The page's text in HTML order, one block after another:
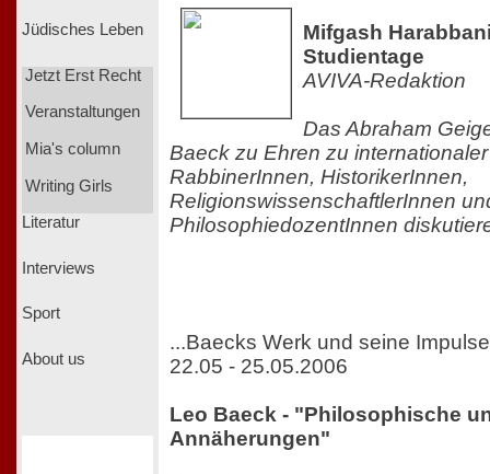
Jüdisches Leben
Jetzt Erst Recht
Veranstaltungen
Mia's column
Writing Girls
Literatur
Interviews
Sport
About us
Mifgash
Studientage
AVIVA-Redaktion
Das Abraham
Baeck zu Ehren zu
RabbinerInnen, HistorikerInnen,
ReligionswissenschaftlerInnen
PhilosophiedozentInnen
...Baecks Werk und seine
22.05 - 25.05.2006
Leo Baeck - "Philosophische
Annäherungen"